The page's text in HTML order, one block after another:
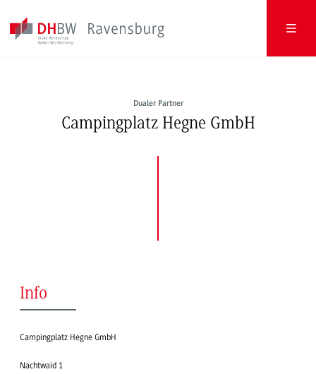
Dualer Partner
Campingplatz Hegne GmbH
Info
Campingplatz Hegne GmbH
Nachtwaid 1